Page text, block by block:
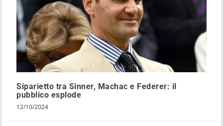
Siparietto tra Sinner, Machac e Federer: il
pubblico esplode
12/10/2024